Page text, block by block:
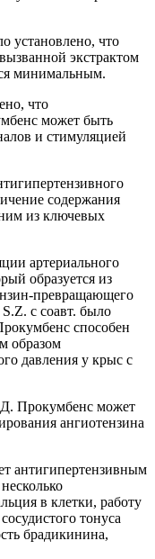
установлено, что
экстрактом
минимальным.
что
может быть
и стимуляцией
содержания
из ключевых
артериального
образуется из
превращающего
с соавт. было
способен
образом
давления у крыс с
Д. Прокумбенс может
ангиотензина
антигипертензивным
в клетки, работу
тонуса
брадикинина,